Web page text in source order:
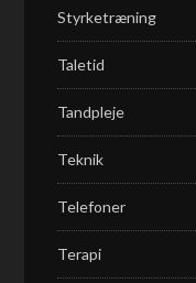
Styrketræning
Taletid
Tandpleje
Teknik
Telefoner
Terapi